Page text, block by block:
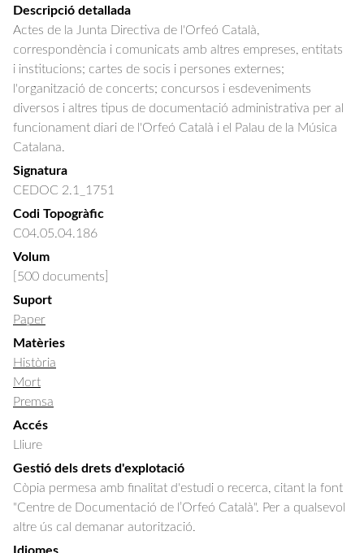
Descripció detallada
Actes de la Junta Directiva de l'Orfeó Català,
correspondència i comunicats amb altres empreses, entitats
i institucions; cartes de socis i persones externes;
l'organització de concerts; concursos i esdeveniments
diversos i altres tipus de documentació administrativa per al
funcionament diari de l'Orfeó Català i el Palau de la Música
Catalana.
Signatura
CEDOC 2.1_1751
Codi Topogràfic
C04.05.04.186
Volum
[500 documents]
Suport
Paper
Matèries
Història
Mort
Premsa
Accés
Lliure
Gestió dels drets d'explotació
Còpia permesa amb finalitat d'estudi o recerca, citant la font
"Centre de Documentació de l’Orfeó Català". Per a qualsevol
altre ús cal demanar autorització.